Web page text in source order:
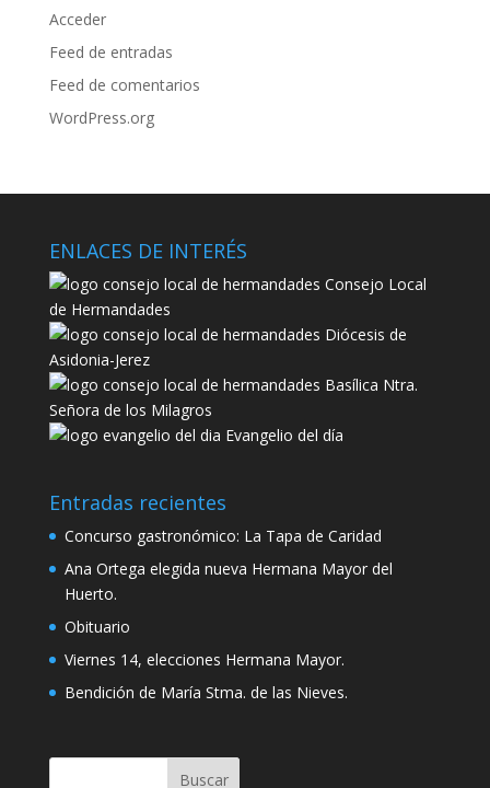
Acceder
Feed de entradas
Feed de comentarios
WordPress.org
ENLACES DE INTERÉS
Consejo Local
de Hermandades
Diócesis de
Asidonia-Jerez
Basílica Ntra.
Señora de los Milagros
Evangelio del día
Entradas recientes
Concurso gastronómico: La Tapa de Caridad
Ana Ortega elegida nueva Hermana Mayor del
Huerto.
Obituario
Viernes 14, elecciones Hermana Mayor.
Bendición de María Stma. de las Nieves.